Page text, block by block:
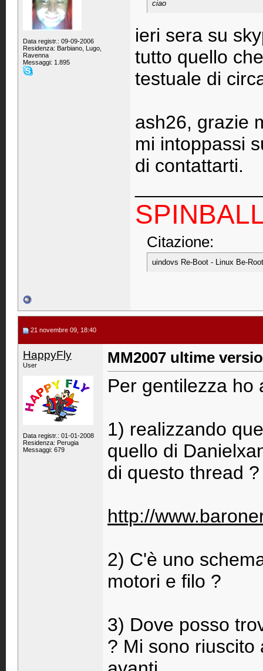
Data registr.: 09-09-2006
Residenza: Barbiano, Lugo,
Ravenna
Messaggi: 1.895
ciao
ieri sera su
tutto quello
testuale di
ash26, grazie
mi intoppassi
di contattarti.
Citazione:
uindovs Re-Boot - Linux Be-
21 novembre 09, 18:40
HappyFly
User
Data registr.: 01-01-2008
Residenza: Perugia
Messaggi: 679
MM2007 ultime
Per gentilezza ho
1) realizzando
quello di
di questo thread ?
http://
2) C'è uno
motori e filo ?
3) Dove posso
? Mi sono riuscito